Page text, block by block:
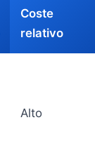
Coste
relativo
Alto